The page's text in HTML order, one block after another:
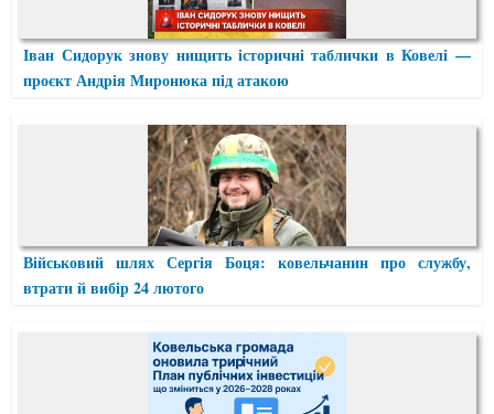
Іван Сидорук знову нищить історичні таблички в Ковелі —
проєкт Андрія Миронюка під атакою
Військовий шлях Сергія Боця: ковельчанин про службу,
втрати й вибір 24 лютого